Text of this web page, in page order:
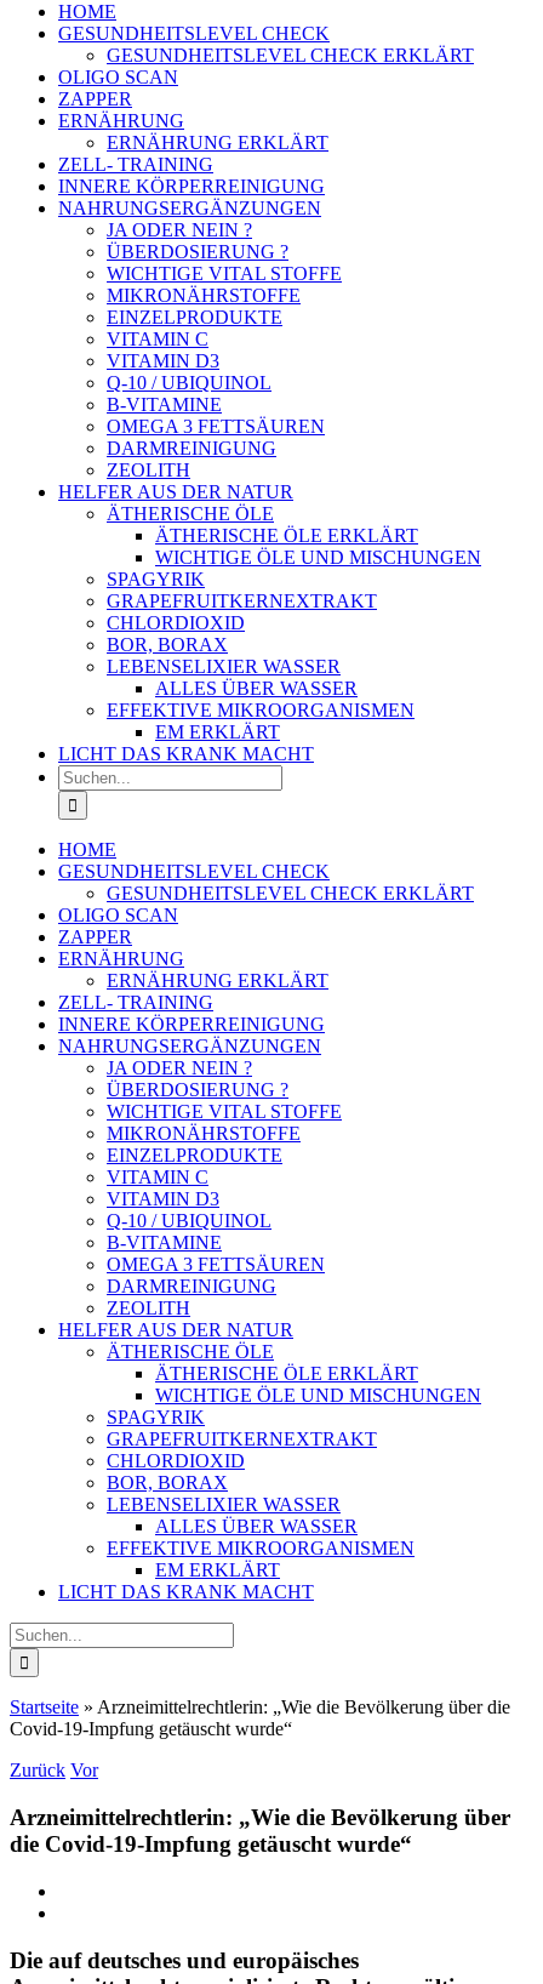
HOME
GESUNDHEITSLEVEL CHECK
GESUNDHEITSLEVEL CHECK ERKLÄRT
OLIGO SCAN
ZAPPER
ERNÄHRUNG
ERNÄHRUNG ERKLÄRT
ZELL- TRAINING
INNERE KÖRPERREINIGUNG
NAHRUNGSERGÄNZUNGEN
JA ODER NEIN ?
ÜBERDOSIERUNG ?
WICHTIGE VITAL STOFFE
MIKRONÄHRSTOFFE
EINZELPRODUKTE
VITAMIN C
VITAMIN D3
Q-10 / UBIQUINOL
B-VITAMINE
OMEGA 3 FETTSÄUREN
DARMREINIGUNG
ZEOLITH
HELFER AUS DER NATUR
ÄTHERISCHE ÖLE
ÄTHERISCHE ÖLE ERKLÄRT
WICHTIGE ÖLE UND MISCHUNGEN
SPAGYRIK
GRAPEFRUITKERNEXTRAKT
CHLORDIOXID
BOR, BORAX
LEBENSELIXIER WASSER
ALLES ÜBER WASSER
EFFEKTIVE MIKROORGANISMEN
EM ERKLÄRT
LICHT DAS KRANK MACHT
Suche
nach:
HOME
GESUNDHEITSLEVEL CHECK
GESUNDHEITSLEVEL CHECK ERKLÄRT
OLIGO SCAN
ZAPPER
ERNÄHRUNG
ERNÄHRUNG ERKLÄRT
ZELL- TRAINING
INNERE KÖRPERREINIGUNG
NAHRUNGSERGÄNZUNGEN
JA ODER NEIN ?
ÜBERDOSIERUNG ?
WICHTIGE VITAL STOFFE
MIKRONÄHRSTOFFE
EINZELPRODUKTE
VITAMIN C
VITAMIN D3
Q-10 / UBIQUINOL
B-VITAMINE
OMEGA 3 FETTSÄUREN
DARMREINIGUNG
ZEOLITH
HELFER AUS DER NATUR
ÄTHERISCHE ÖLE
ÄTHERISCHE ÖLE ERKLÄRT
WICHTIGE ÖLE UND MISCHUNGEN
SPAGYRIK
GRAPEFRUITKERNEXTRAKT
CHLORDIOXID
BOR, BORAX
LEBENSELIXIER WASSER
ALLES ÜBER WASSER
EFFEKTIVE MIKROORGANISMEN
EM ERKLÄRT
LICHT DAS KRANK MACHT
Suche
nach:
Startseite » Arzneimittelrechtlerin: „Wie die Bevölkerung über die
Covid-19-Impfung getäuscht wurde“
Zurück Vor
Arzneimittelrechtlerin: „Wie die Bevölkerung über
die Covid-19-Impfung getäuscht wurde“
Die auf deutsches und europäisches